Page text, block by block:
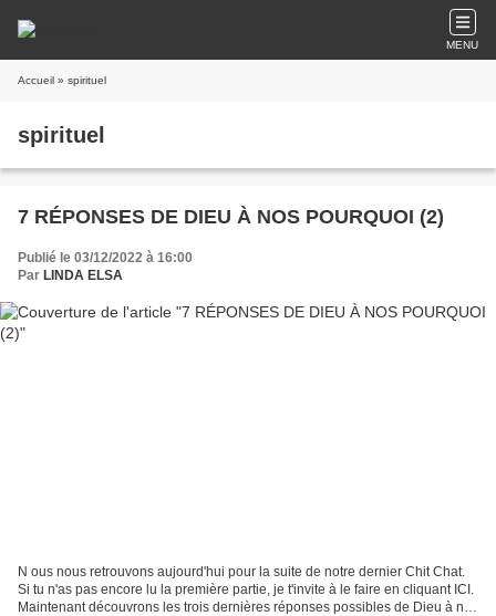
MENU
Accueil » spirituel
spirituel
7 RÉPONSES DE DIEU À NOS POURQUOI (2)
Publié le 03/12/2022 à 16:00
Par LINDA ELSA
N ous nous retrouvons aujourd'hui pour la suite de notre dernier Chit Chat.
Si tu n'as pas encore lu la première partie, je t'invite à le faire en cliquant ICI.
Maintenant découvrons les trois dernières réponses possibles de Dieu à nos